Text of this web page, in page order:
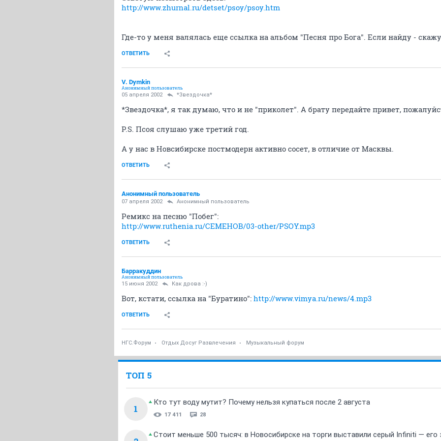
http://www.zhurnal.ru/detset/psoy/psoy.htm
Где-то у меня валялась еще ссылка на альбом "Песня про Бога". Если найду -
ОТВЕТИТЬ
V. Dymkin
Анонимный пользователь
05 апреля 2002 *Звездочка*
*Звездочка*, я так думаю, что и не "приколет". А брату передайте привет,
P.S. Псоя слушаю уже третий год.
А у нас в Новсибирске постмодерн активно сосет, в отличие от Масквы.
ОТВЕТИТЬ
Анонимный пользователь
07 апреля 2002 Анонимный пользователь
Ремикс на песню "Побег":
http://www.ruthenia.ru/CEMEHOB/03-other/PSOY.mp3
ОТВЕТИТЬ
Барракуддин
Анонимный пользователь
15 июня 2002 Как дрова :-)
Вот, кстати, ссылка на "Буратино": http://www.vimya.ru/news/4.mp3
ОТВЕТИТЬ
НГС.Форум Отдых Досуг Развлечения Музыкальный форум
ТОП 5
1
Кто тут воду мутит? Почему нельзя купаться после 2 августа
17 411 28
Стоит меньше 500 тысяч: в Новосибирске на торги выставили серый Infiniti — его